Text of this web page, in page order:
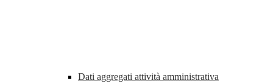
Dati aggregati attività amministrativa